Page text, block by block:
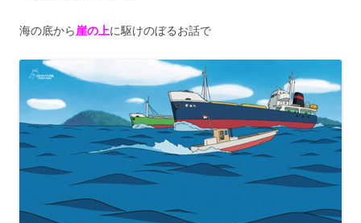
海の底から崖の上に駆けのぼるお話で